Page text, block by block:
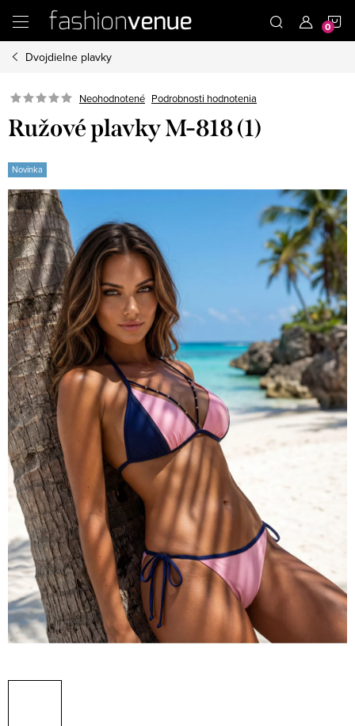
obsah
Dvojdielne plavky
Neohodnotené Podrobnosti hodnotenia
Ružové plavky M-818 (1)
Novinka